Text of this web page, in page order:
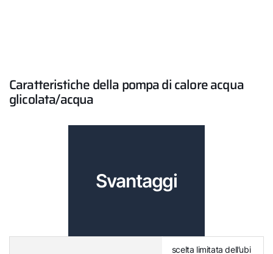
Caratteristiche della pompa di calore acqua
glicolata/acqua
Svantaggi
scelta limitata dell’ubi